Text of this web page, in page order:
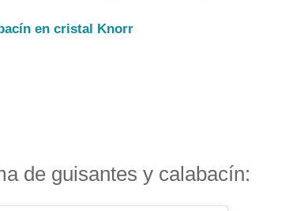
en cristal Knorr
de guisantes y calabacín: